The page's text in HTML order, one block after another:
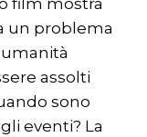
film mostra
un problema
assolti
sono
eventi? La